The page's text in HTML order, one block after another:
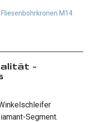
Fliesenbohrkronen M14
-
Segment.